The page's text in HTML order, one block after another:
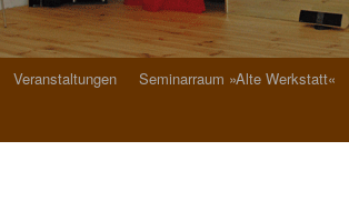
Veranstaltungen Seminarraum »Alte Werkstatt«